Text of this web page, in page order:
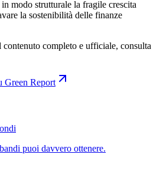
modo strutturale la fragile crescita
la sostenibilità delle finanze
contenuto completo e ufficiale, consulta
Green Report
puoi davvero ottenere.